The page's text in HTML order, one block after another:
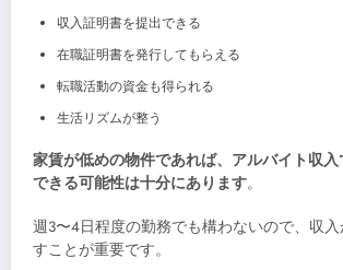
収入証明書を提出できる
在職証明書を発行してもらえる
転職活動の資金も得られる
生活リズムが整う
家賃が低めの物件であれば、アルバイト収
できる可能性は十分にあります。
週3〜4日程度の勤務でも構わないので、収
すことが重要です。